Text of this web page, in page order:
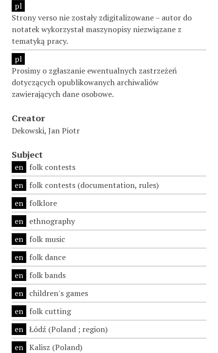
pl
Strony verso nie zostały zdigitalizowane – autor do
notatek wykorzystał maszynopisy niezwiązane z
tematyką pracy.
pl
Prosimy o zgłaszanie ewentualnych zastrzeżeń
dotyczących opublikowanych archiwaliów
zawierających dane osobowe.
Creator
Dekowski, Jan Piotr
Subject
en folk contests
en folk contests (documentation, rules)
en folklore
en ethnography
en folk music
en folk dance
en folk bands
en children's games
en folk cutting
en Łódź (Poland ; region)
en Kalisz (Poland)